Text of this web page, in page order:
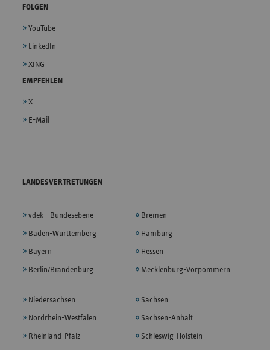
FOLGEN
YouTube
LinkedIn
XING
EMPFEHLEN
X
E-Mail
LANDESVERTRETUNGEN
vdek - Bundesebene
Baden-Württemberg
Bayern
Berlin/Brandenburg
Bremen
Hamburg
Hessen
Mecklenburg-Vorpommern
Niedersachsen
Nordrhein-Westfalen
Rheinland-Pfalz
Sachsen
Sachsen-Anhalt
Schleswig-Holstein